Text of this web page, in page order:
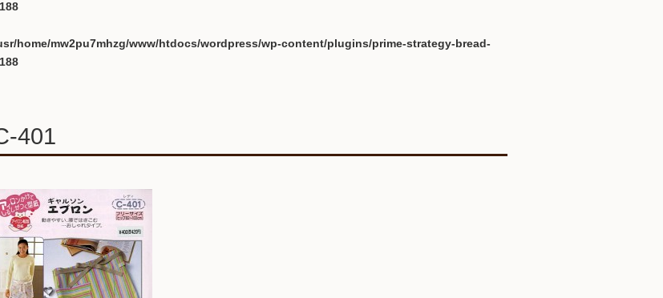
188
home/mw2pu7mhzg/www/htdocs/wordpress/wp-content/plugins/prime-strategy-bread-
188
401